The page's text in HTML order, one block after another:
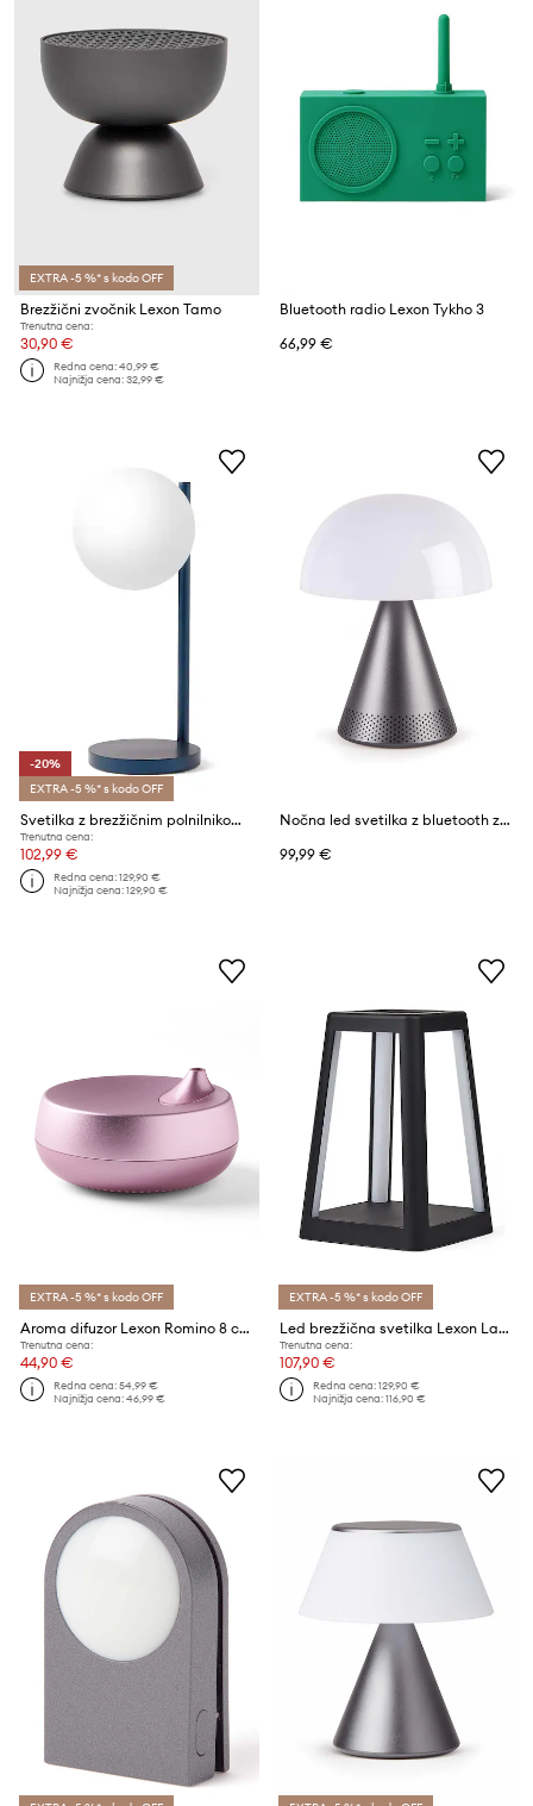
EXTRA -5 %* s kodo OFF
Brezžični zvočnik Lexon Tamo
Trenutna cena:
30,90 €
Redna cena:40,99 €
Najnižja cena:32,99 €
Bluetooth radio Lexon Tykho 3
66,99 €
-20%
EXTRA -5 %* s kodo OFF
Svetilka z brezžičnim polnilnikom Lexon Bubble Lamp
Trenutna cena:
102,99 €
Redna cena:129,90 €
Najnižja cena:129,90 €
Nočna led svetilka z bluetooth zvočnikom Lexon Mina Audio L
99,99 €
EXTRA -5 %* s kodo OFF
Aroma difuzor Lexon Romino 8 cm
Trenutna cena:
44,90 €
Redna cena:54,99 €
Najnižja cena:46,99 €
EXTRA -5 %* s kodo OFF
Led brezžična svetilka Lexon Lantern
Trenutna cena:
107,90 €
Redna cena:129,90 €
Najnižja cena:116,90 €